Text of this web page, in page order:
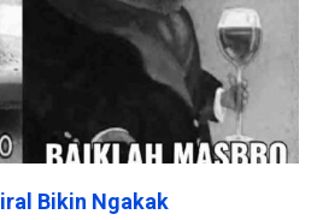
Bikin Ngakak